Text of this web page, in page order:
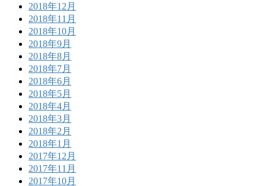
2018年12月
2018年11月
2018年10月
2018年9月
2018年8月
2018年7月
2018年6月
2018年5月
2018年4月
2018年3月
2018年2月
2018年1月
2017年12月
2017年11月
2017年10月